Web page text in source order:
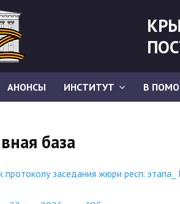
АНОНСЫ ИНСТИТУТ В
база
заседания жюри респ. этапа_